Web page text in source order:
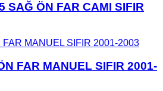
SAĞ ÖN FAR CAMI SIFIR
FAR MANUEL SIFIR 2001-